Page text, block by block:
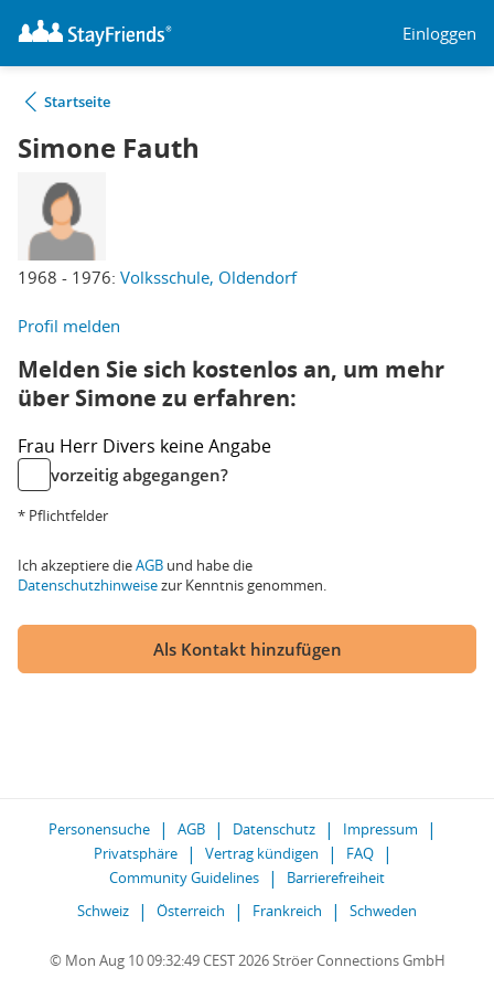
Einloggen
Startseite
Simone Fauth
1968 - 1976: Volksschule, Oldendorf
Profil melden
Melden Sie sich kostenlos an, um mehr
über Simone zu erfahren:
Frau Herr Divers keine Angabe
vorzeitig abgegangen?
* Pflichtfelder
Ich akzeptiere dieAGB und habe die
Datenschutzhinweisezur Kenntnis genommen.
Als Kontakt hinzufügen
Personensuche AGB Datenschutz
Impressum
Privatsphäre
Vertrag kündigen
FAQ
Community Guidelines
Barrierefreiheit
Schweiz
Österreich Frankreich Schweden
© Mon Aug 10 09:32:49 CEST 2026 Ströer Connections GmbH